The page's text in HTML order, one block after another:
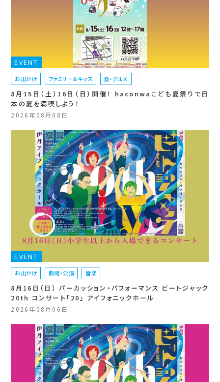
EVENT
お出かけ ファミリー＆キッズ 食・グルメ
8月15日（土）16日（日）開催！ haconwaこども夏祭りで日
本の夏を満喫しよう！
2026年08月08日
EVENT
お出かけ 劇場・公演 音楽
8月16日（日） パーカッション・パフォーマンス ビートジャック
20th コンサート「20」 アイフォニックホール
2026年08月06日